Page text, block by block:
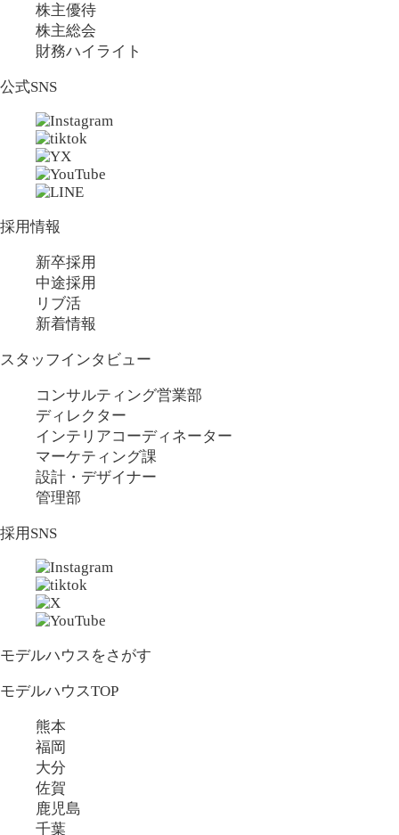
株主優待
株主総会
財務ハイライト
公式SNS
採用情報
新卒採用
中途採用
リブ活
新着情報
スタッフインタビュー
コンサルティング営業部
ディレクター
インテリアコーディネーター
マーケティング課
設計・デザイナー
管理部
採用SNS
モデルハウスをさがす
モデルハウスTOP
熊本
福岡
大分
佐賀
鹿児島
千葉